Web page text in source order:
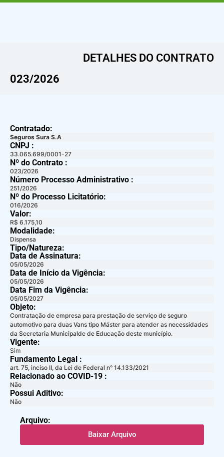
DETALHES DO CONTRATO​
023/2026
Contratado:
Seguros Sura S.A
CNPJ :
33.065.699/0001-27
Nº do Contrato :
023/2026
Número Processo Administrativo :
251/2026
Nº do Processo Licitatório:
016/2026
Valor:
R$ 6.175,10
Modalidade:
Dispensa
Tipo/Natureza:
Data de Assinatura:
05/05/2026
Data de Início da Vigência:
05/05/2026
Data Fim da Vigência:
05/05/2027
Objeto:
Contratação de empresa para prestação de serviço de seguro
automotivo para duas Vans tipo Máster para atender as necessidades
da Secretaria Municipalde de Educação deste município.
Vigente:
Sim
Fundamento Legal :​
art. 75, inciso II, da Lei de Federal n° 14.133/2021
Relacionado ao COVID-19 :​
Não
Possui Aditivo:​
Não
Arquivo:
Baixar Arquivo